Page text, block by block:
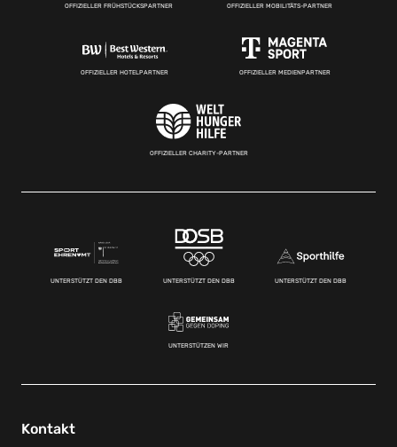
OFFIZIELLER FRÜHSTÜCKSPARTNER OFFIZIELLER MOBILITÄTS-PARTNER
OFFIZIELLER HOTELPARTNER OFFIZIELLER MEDIENPARTNER
OFFIZIELLER CHARITY-PARTNER
UNTERSTÜTZT DEN DBB UNTERSTÜTZT DEN DBB UNTERSTÜTZT DEN DBB
UNTERSTÜTZEN WIR
Kontakt